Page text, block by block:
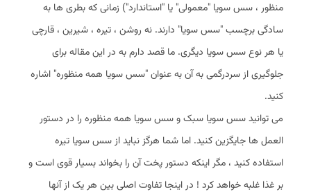
منظور ، سس سویا "معمولی" یا "استاندارد") زمانی که بطری ها به
سادگی برچسب "سس سویا" دارند. نه روشن ، تیره ، شیرین ، قارچی
یا هر نوع سس سویا دیگری. ما قصد دارم به در این مقاله برای
جلوگیری از سردرگمی به آن به عنوان "سس سویا همه منظوره" اشاره
کنید.
می توانید سس سویا سبک و سس سویا همه منظوره را در دستور
العمل ها جایگزین کنید. اما شما هرگز نباید از سس سویا تیره
استفاده کنید ، مگر اینکه دستور پخت آن را بخواند بسیار قوی است و
بر غذا غلبه خواهد کرد ! در اینجا تفاوت اصلی بین هر یک از آنها